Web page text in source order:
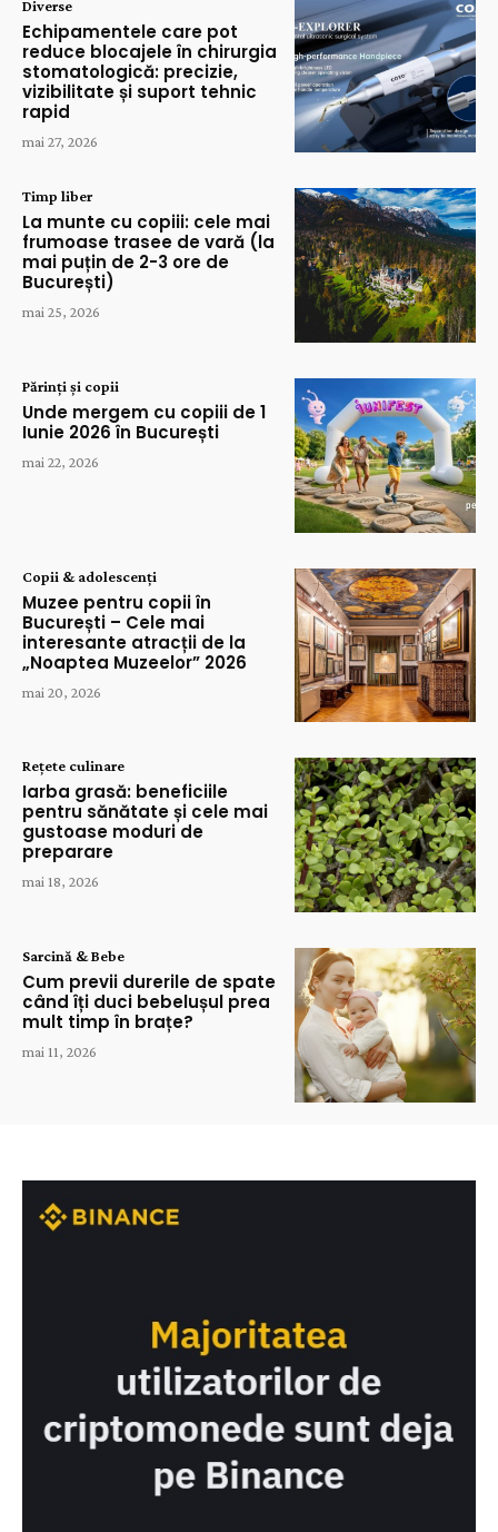
Diverse
Echipamentele care pot
reduce blocajele în chirurgia
stomatologică: precizie,
vizibilitate și suport tehnic
rapid
mai 27, 2026
Timp liber
La munte cu copiii: cele mai
frumoase trasee de vară (la
mai puțin de 2-3 ore de
București)
mai 25, 2026
Părinți și copii
Unde mergem cu copiii de 1
Iunie 2026 în București
mai 22, 2026
Copii & adolescenți
Muzee pentru copii în
București – Cele mai
interesante atracții de la
„Noaptea Muzeelor” 2026
mai 20, 2026
Rețete culinare
Iarba grasă: beneficiile
pentru sănătate și cele mai
gustoase moduri de
preparare
mai 18, 2026
Sarcină & Bebe
Cum previi durerile de spate
când îți duci bebelușul prea
mult timp în brațe?
mai 11, 2026